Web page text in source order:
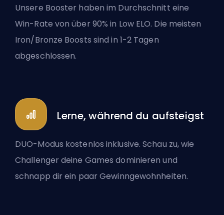
Unsere Booster haben im Durchschnitt eine
Win-Rate von über 90% in Low ELO. Die meisten
Iron/Bronze Boosts sind in 1-2 Tagen
abgeschlossen.
Lerne, während du aufsteigst
DUO-Modus kostenlos inklusive. Schau zu, wie
Challenger deine Games dominieren und
schnapp dir ein paar Gewinngewohnheiten.